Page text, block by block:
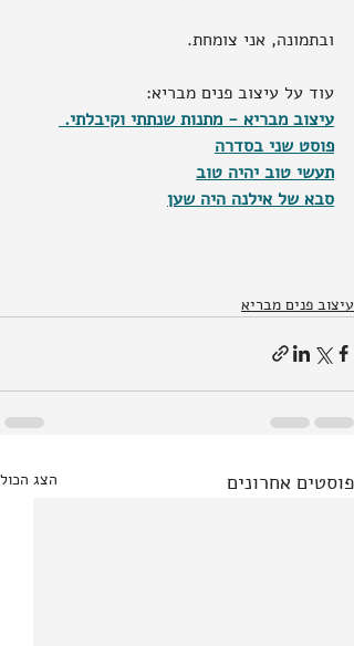
ובתמונה, אני צומחת.
עוד על עיצוב פנים מבריא:
עיצוב מבריא - מתנות שנתתי וקיבלתי.
פוסט שני בסדרה
תעשי טוב יהיה טוב
סבא של אילנה היה שען
עיצוב פנים מבריא
פוסטים אחרונים הצג הכול